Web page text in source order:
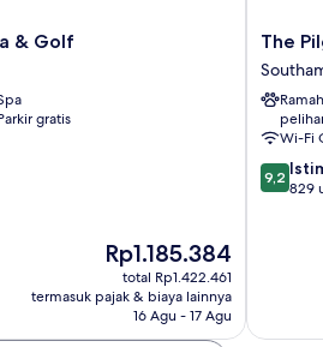
& Golf
gratis
Harga
sekarang
Rp1.185.384
Rp1.185.384
total Rp1.422.461
termasuk pajak & biaya lainnya
16 Agu - 17 Agu
The
Pilgrim
Inn
The
Wi-Fi
9.2
dari
9,2
829